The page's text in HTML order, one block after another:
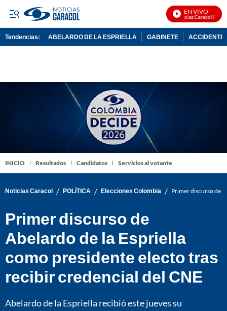
EN VIVO
Noticias Caracol En Vivo
Tendencias: ABELARDO DE LA ESPRIELLA GABINETE ACCIDENTE
INICIO Resultados Candidatos Servicios al votante
Noticias Caracol / POLÍTICA / Elecciones Colombia / Primer discurso de
Primer discurso de
Abelardo de la Espriella
como presidente electo tras
recibir credencial del CNE
Abelardo de la Espriella recibió este jueves su